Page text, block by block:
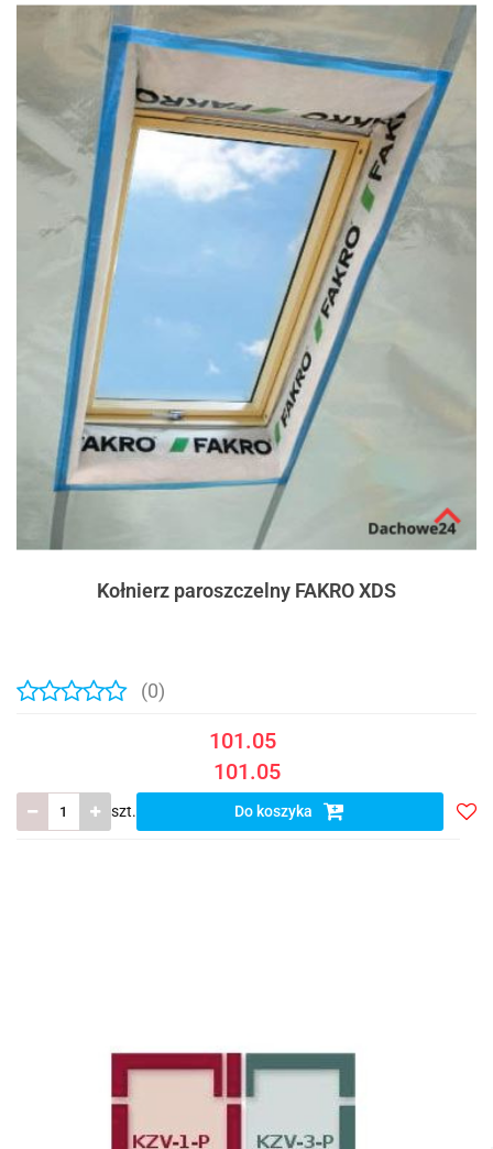
Kołnierz paroszczelny FAKRO XDS
(0)
101.05
101.05
szt. Do koszyka